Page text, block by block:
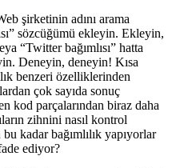
şirketinin adını arama
sözcüğümü ekleyin. Ekleyin,
“Twitter bağımlısı” hatta
Deneyin, deneyin! Kısa
benzeri özelliklerinden
çok sayıda sonuç
kod parçalarından biraz daha
zihnini nasıl kontrol
kadar bağımlılık yapıyorlar
ediyor?